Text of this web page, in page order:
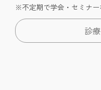
※不定期で学会・セミナー
診